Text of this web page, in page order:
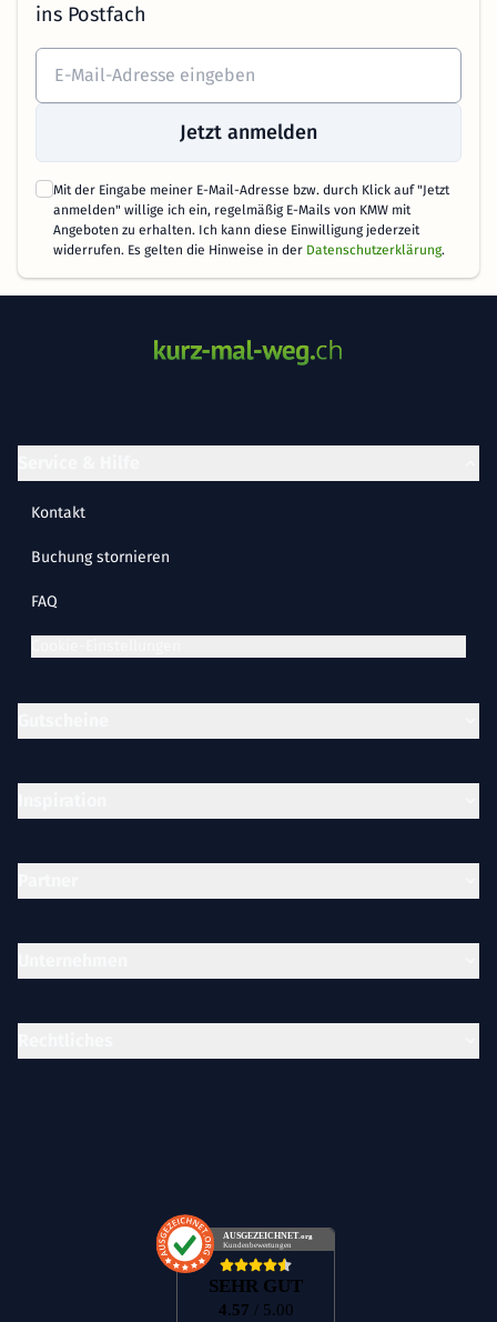
ins Postfach
Jetzt anmelden
Mit der Eingabe meiner E-Mail-Adresse bzw. durch Klick auf "Jetzt
anmelden" willige ich ein, regelmäßig E-Mails von KMW mit
Angeboten zu erhalten. Ich kann diese Einwilligung jederzeit
widerrufen. Es gelten die Hinweise in der Datenschutzerklärung.
AUSGEZEICHNET .org
Kundenbewertungen
SEHR GUT
4.57 / 5.00
Kontakt
Buchung stornieren
FAQ